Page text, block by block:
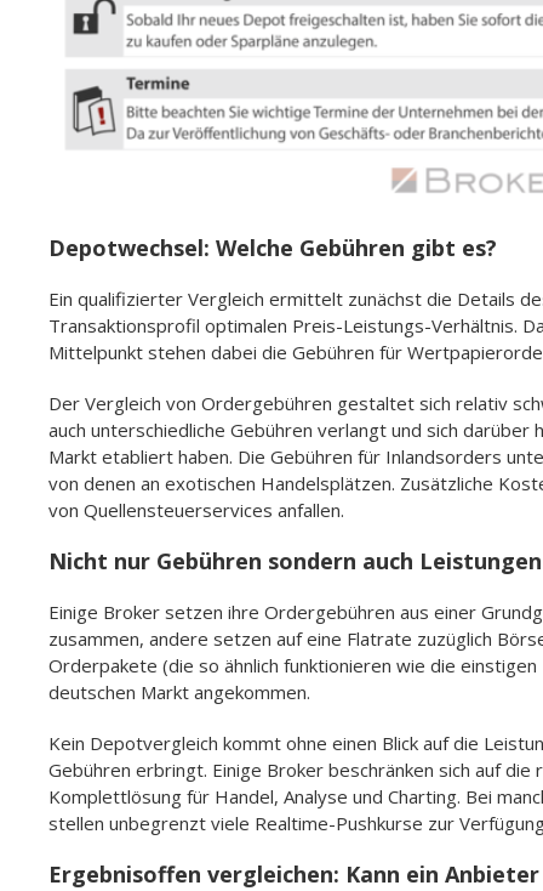
Depotwechsel: Welche Gebühren gibt es?
Ein qualifizierter Vergleich ermittelt zunächst die Details
Transaktionsprofil optimalen Preis-Leistungs-Verhältnis.
Mittelpunkt stehen dabei die Gebühren für
Der Vergleich von Ordergebühren gestaltet sich relativ
auch unterschiedliche Gebühren verlangt und sich
Markt etabliert haben. Die Gebühren für Inlandsorders
von denen an exotischen Handelsplätzen. Zusätzliche
von Quellensteuerservices anfallen.
Nicht nur Gebühren sondern auch
Einige Broker setzen ihre Ordergebühren aus einer
zusammen, andere setzen auf eine Flatrate zuzüglich
Orderpakete (die so ähnlich funktionieren wie die
deutschen Markt angekommen.
Kein Depotvergleich kommt ohne einen Blick auf die
Gebühren erbringt. Einige Broker beschränken sich auf
Komplettlösung für Handel, Analyse und Charting. Bei
stellen unbegrenzt viele Realtime-Pushkurse zur
Ergebnisoffen vergleichen: Kann ein